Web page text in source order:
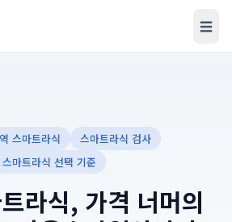
☰
스마트라식
스마트라식 검사
스마트라식 선택 기준
라식, 가격 너머의